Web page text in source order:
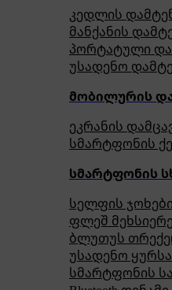
კედლის
მანქანის
პორტატული
უსადენო
მობილურის
ეკრანის
სმარტფონის
სმარტფონის
სელფის ჯოხები
ფლეშ
ბლუთუს
უსადენო
სმარტფონის